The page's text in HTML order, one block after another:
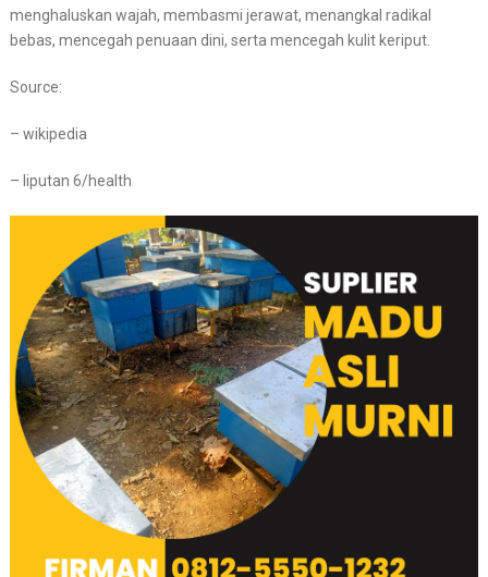
menghaluskan wajah, membasmi jerawat, menangkal radikal
bebas, mencegah penuaan dini, serta mencegah kulit keriput.
Source:
– wikipedia
– liputan 6/health